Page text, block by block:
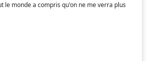
le monde a compris qu'on ne me verra plus